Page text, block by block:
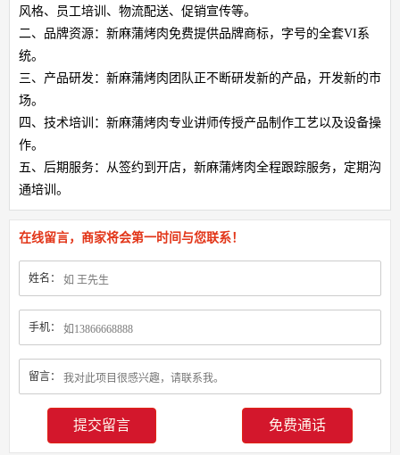
风格、员工培训、物流配送、促销宣传等。
二、品牌资源：新麻蒲烤肉免费提供品牌商标，字号的全套VI系
统。
三、产品研发：新麻蒲烤肉团队正不断研发新的产品，开发新的市
场。
四、技术培训：新麻蒲烤肉专业讲师传授产品制作工艺以及设备操
作。
五、后期服务：从签约到开店，新麻蒲烤肉全程跟踪服务，定期沟
通培训。
在线留言，商家将会第一时间与您联系！
姓名：
手机：
留言：
免费通话